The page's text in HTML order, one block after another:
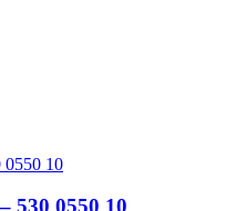
530 0550 10